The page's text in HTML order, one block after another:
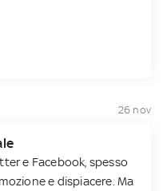
26 nov
e Facebook, spesso
e dispiacere. Ma